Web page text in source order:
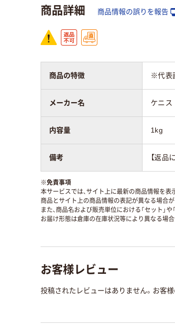
商品詳細 商品情報の誤りを報告
商品の特徴 ※代表
メーカー名 ケニス
内容量 1kg
備考 【返品
※免責事項
本サービスでは、サイト上に最新の商品情報を表
商品とサイト上の商品情報の表記が異なる場合
また、商品名および販売単位における「セット」
お届け形態は倉庫の在庫状況等により異なる場
お客様レビュー
投稿されたレビューはありません。お客